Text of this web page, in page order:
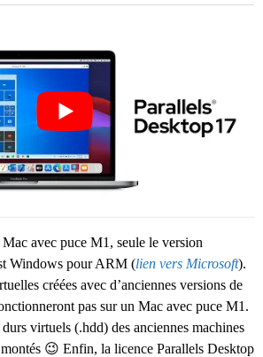
avec puce M1, seule le version
Windows pour ARM (lien vers Microsoft).
créées avec d’anciennes versions de
pas sur un Mac avec puce M1.
virtuels (.hdd) des anciennes machines
😉 Enfin, la licence Parallels Desktop